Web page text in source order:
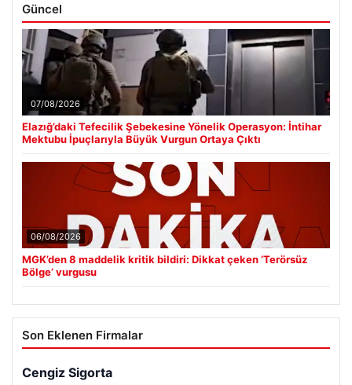
Güncel
07/08/2026
Elazığ’daki Tefecilik Şebekesine Yönelik Operasyon: İntihar
Mektubu İpuçlarıyla Büyük Vurgun Ortaya Çıktı
06/08/2026
MGK’den 8 maddelik kritik bildiri: Dikkat çeken ‘Terörsüz
Bölge’ vurgusu
Son Eklenen Firmalar
Cengiz Sigorta